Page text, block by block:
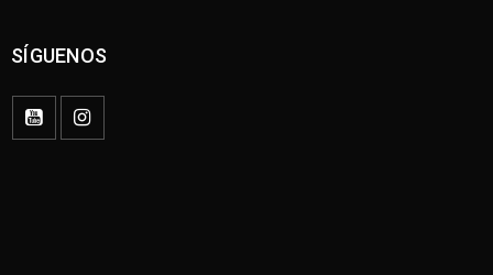
SÍGUENOS